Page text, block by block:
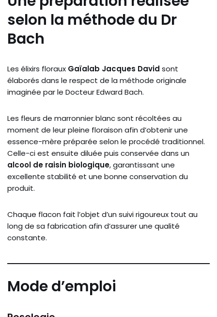
selon la méthode du Dr
Bach
Les élixirs floraux Gaïalab Jacques David sont
élaborés dans le respect de la méthode originale
imaginée par le Docteur Edward Bach.
Les fleurs de marronnier blanc sont récoltées au
moment de leur pleine floraison afin d’obtenir une
essence-mère préparée selon le procédé traditionnel.
Celle-ci est ensuite diluée puis conservée dans un
alcool de raisin biologique, garantissant une
excellente stabilité et une bonne conservation du
produit.
Chaque flacon fait l’objet d’un suivi rigoureux tout au
long de sa fabrication afin d’assurer une qualité
constante.
Mode d’emploi